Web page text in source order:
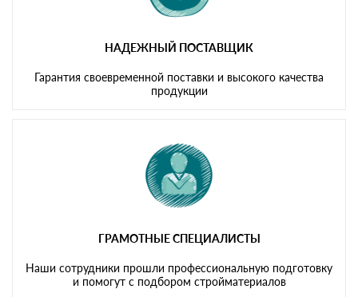
НАДЕЖНЫЙ ПОСТАВЩИК
Гарантия своевременной поставки и высокого качества
продукции
ГРАМОТНЫЕ СПЕЦИАЛИСТЫ
Наши сотрудники прошли профессиональную подготовку
и помогут с подбором стройматериалов